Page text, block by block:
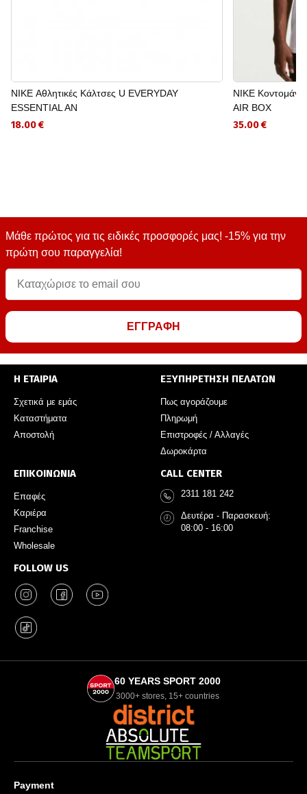
NIKE Αθλητικές Κάλτσες U EVERYDAY
ESSENTIAL AN
18.00 €
NIKE
AIR BOX
35.00 €
Μάθε πρώτος για τις ειδικές προσφορές μας! -15% για την
πρώτη σου παραγγελία!
ΕΓΓΡΑΦΗ
Η ΕΤΑΙΡΙΑ
Σχετικά με εμάς
Καταστήματα
Αποστολή
ΕΞΥΠΗΡΕΤΗΣΗ ΠΕΛΑΤΩΝ
Πως αγοράζουμε
Πληρωμή
Επιστροφές / Αλλαγές
Δωροκάρτα
ΕΠΙΚΟΙΝΩΝΙΑ
Επαφές
Καριέρα
Franchise
Wholesale
FOLLOW US
CALL CENTER
2311 181 242
Δευτέρα - Παρασκευή:
08:00 - 16:00
60 YEARS SPORT 2000
3000+ stores, 15+ countries
Payment